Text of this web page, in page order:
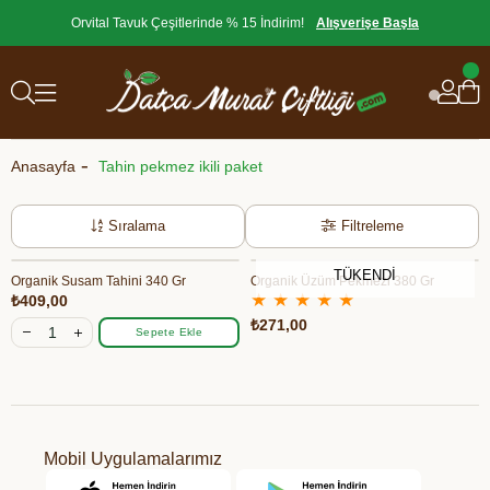
Orvital Tavuk Çeşitlerinde % 15 İndirim! Alışverişe Başla
Anasayfa Tahin pekmez ikili paket
Filtreleme
Sıralama
Organik Susam Tahini 340 Gr
₺409,00
Sepete Ekle
TÜKENDI
Organik Üzüm Pekmezi 380 Gr
★ ★ ★ ★ ★
₺271,00
Mobil Uygulamalarımız